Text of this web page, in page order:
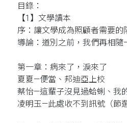
目錄：
【1】文學讀本
序：讓文學成為照顧者需要的
導論：道別之前，我們再相隨
第一章：病來了，淚來了
夏夏—便當、邦迪亞上校
蔡怡—這輩子沒見過蛤蜊、我
凌明玉—此處收不到訊號（節選